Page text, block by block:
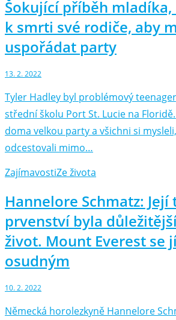
Šokující příběh
k smrti své rodiče, aby
uspořádat party
13. 2. 2022
Tyler Hadley byl problémový
střední školu Port St. Lucie na
doma velkou party a všichni si
odcestovali mimo…
ZajímavostiZe života
Hannelore Schmatz: Její
prvenství byla
život. Mount Everest se
osudným
10. 2. 2022
Německá horolezkyně Hannelore